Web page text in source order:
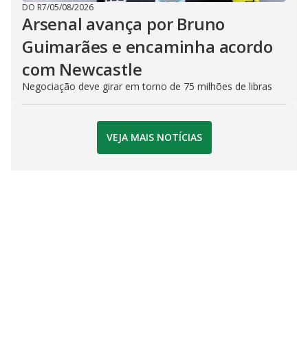
DO R7/05/08/2026
Arsenal avança por Bruno
Guimarães e encaminha acordo
com Newcastle
Negociação deve girar em torno de 75 milhões de libras
VEJA MAIS NOTÍCIAS